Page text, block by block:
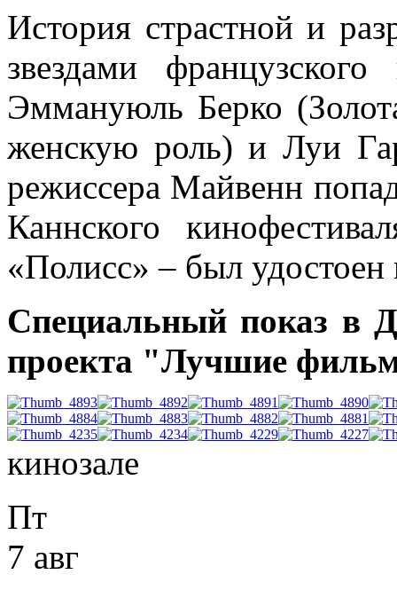
История страстной и
звездами
Эммануюль Берко
женскую роль) и Луи
режиссера Майвенн
Каннского
«Полисс» – был
Специальный показ в
проекта "Лучшие
кинозале
Пт
7 авг